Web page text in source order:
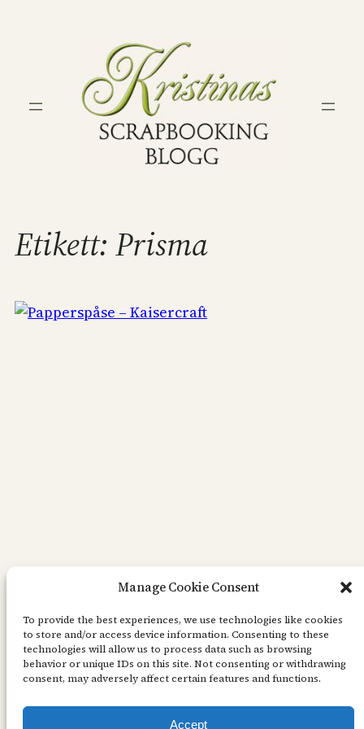
Manage Cookie Consent
To provide the best experiences, we use technologies like cookies
to store and/or access device information. Consenting to these
technologies will allow us to process data such as browsing
behavior or unique IDs on this site. Not consenting or withdrawing
consent, may adversely affect certain features and functions.
Accept
Etikett: Prisma
Papperspåse – Kaisercraft
Hej! Jag har dille på vackra gåvopåsar: visst är
det insidan som räknas, men det betyder ju inte
Därför är jag extra glad över att lyckats få ihop